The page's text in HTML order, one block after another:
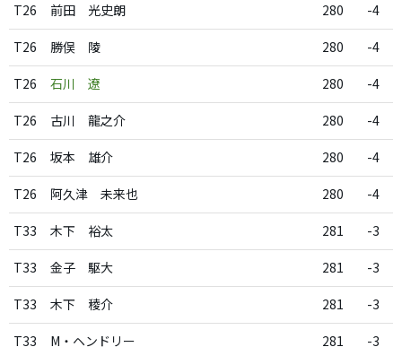
T26 前田 光史朗 280 -4
T26 勝俣 陵 280 -4
T26 石川 遼 280 -4
T26 古川 龍之介 280 -4
T26 坂本 雄介 280 -4
T26 阿久津 未来也 280 -4
T33 木下 裕太 281 -3
T33 金子 駆大 281 -3
T33 木下 稜介 281 -3
T33 M・ヘンドリー 281 -3